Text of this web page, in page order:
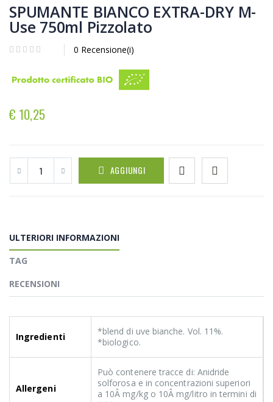
SPUMANTE BIANCO EXTRA-DRY M-
Use 750ml Pizzolato
0 Recensione(i)
€ 10,25
AGGIUNGI
ULTERIORI INFORMAZIONI
TAG
RECENSIONI
Ingredienti
*blend di uve bianche. Vol. 11%.
*biologico.
Allergeni
Può contenere tracce di: Anidride
solforosa e in concentrazioni superiori
a 10Â mg/kg o 10Â mg/litro in termini di